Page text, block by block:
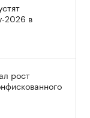
2026 в
рост